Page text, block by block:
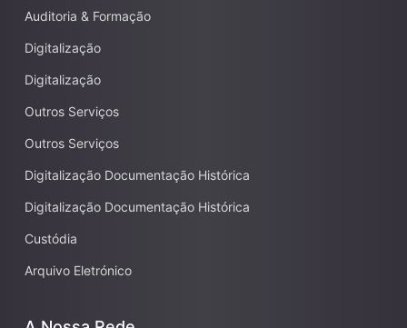
Auditoria & Formação
Digitalização
Digitalização
Outros Serviços
Outros Serviços
Digitalização Documentação Histórica
Digitalização Documentação Histórica
Custódia
Arquivo Eletrónico